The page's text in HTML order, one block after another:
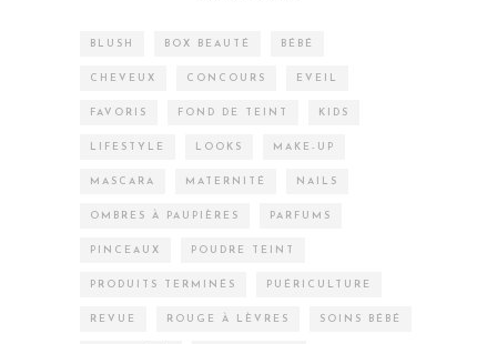
BLUSH BOX BEAUTÉ BÉBÉ
CHEVEUX CONCOURS EVEIL
FAVORIS FOND DE TEINT KIDS
LIFESTYLE LOOKS MAKE-UP
MASCARA MATERNITÉ NAILS
OMBRES À PAUPIÈRES PARFUMS
PINCEAUX POUDRE TEINT
PRODUITS TERMINÉS PUÉRICULTURE
REVUE ROUGE À LÈVRES SOINS BÉBÉ